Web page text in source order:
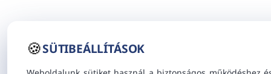
🍪SÜTIBEÁLLÍTÁSOK